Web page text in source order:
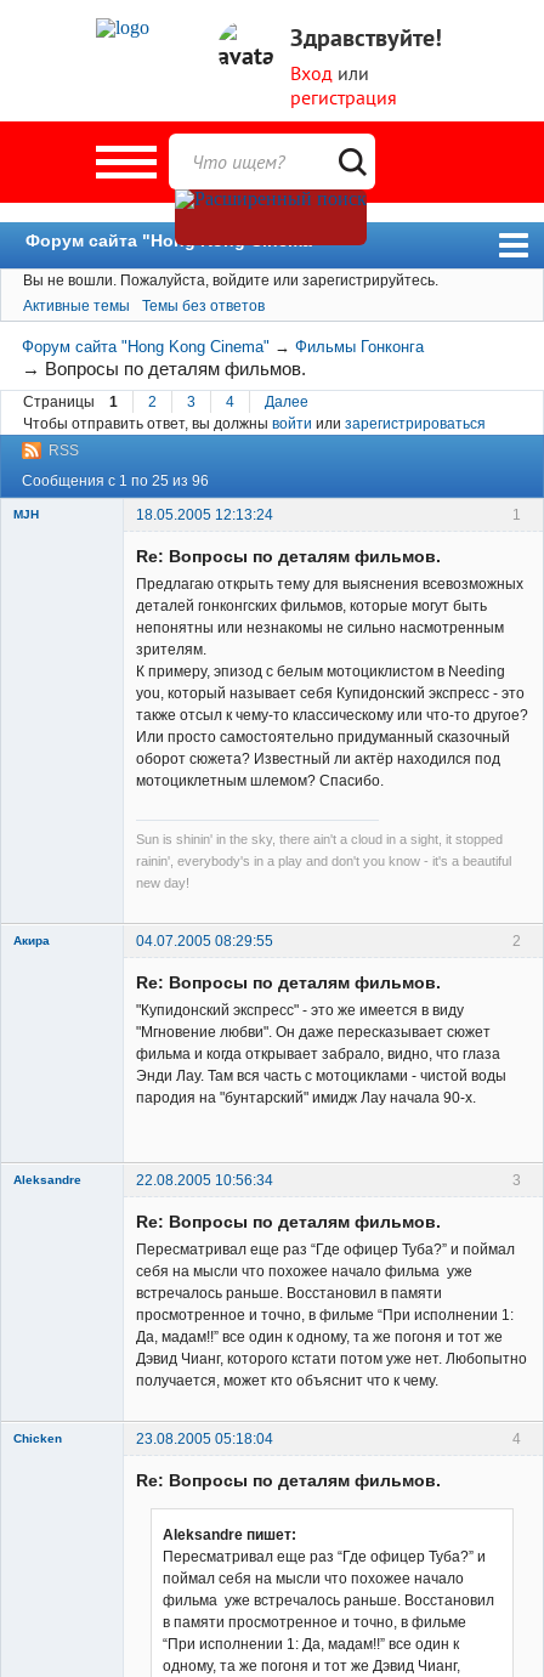
Здравствуйте!
Вход или
регистрация
Форум сайта "Hong Kong Cinema"
Форум
Новости
Пользователи
Поиск
Вы не вошли. Пожалуйста, войдите или зарегистрируйтесь.
Активные темы
Темы без ответов
Форум сайта "Hong Kong Cinema" →Фильмы Гонконга
→ Вопросы по деталям фильмов.
Страницы 1 2 3 4
Далее
Чтобы отправить ответ, вы должны войти или зарегистрироваться
RSS
Сообщения с 1 по 25 из 96
1
MJH
18.05.2005 12:13:24
Re: Вопросы по деталям фильмов.
Предлагаю открыть тему для выяснения всевозможных
деталей гонконгских фильмов, которые могут быть
непонятны или незнакомы не сильно насмотренным
зрителям.
К примеру, эпизод с белым мотоциклистом в Needing
you, который называет себя Купидонский экспресс - это
также отсыл к чему-то классическому или что-то другое?
Или просто самостоятельно придуманный сказочный
оборот сюжета? Известный ли актёр находился под
мотоциклетным шлемом? Спасибо.
Sun is shinin' in the sky, there ain't a cloud in a sight, it stopped
rainin', everybody's in a play and don't you know - it's a beautiful
new day!
2
Акира 04.07.2005 08:29:55
Re: Вопросы по деталям фильмов.
"Купидонский экспресс" - это же имеется в виду
"Мгновение любви". Он даже пересказывает сюжет
фильма и когда открывает забрало, видно, что глаза
Энди Лау. Там вся часть с мотоциклами - чистой воды
пародия на "бунтарский" имидж Лау начала 90-х.
3
Aleksandre
22.08.2005 10:56:34
Re: Вопросы по деталям фильмов.
Пересматривал еще раз “Где офицер Туба?” и поймал
себя на мысли что похожее начало фильма уже
встречалось раньше. Восстановил в памяти
просмотренное и точно, в фильме “При исполнении 1:
Да, мадам!!” все один к одному, та же погоня и тот же
Дэвид Чианг, которого кстати потом уже нет. Любопытно
получается, может кто объяснит что к чему.
4
Chicken
23.08.2005 05:18:04
Re: Вопросы по деталям фильмов.
Aleksandre пишет:
Пересматривал еще раз “Где офицер Туба?” и
поймал себя на мысли что похожее начало
фильма уже встречалось раньше. Восстановил
в памяти просмотренное и точно, в фильме
“При исполнении 1: Да, мадам!!” все один к
одному, та же погоня и тот же Дэвид Чианг,